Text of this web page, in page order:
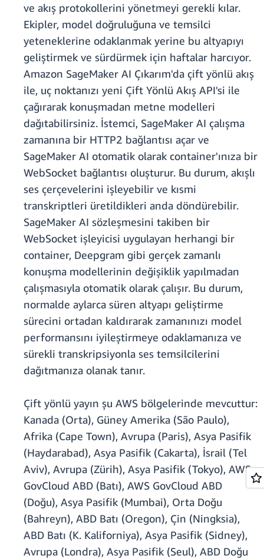
ve akış protokollerini yönetmeyi gerekli kılar.
Ekipler, model doğruluğuna ve temsilci
yeteneklerine odaklanmak yerine bu altyapıyı
geliştirmek ve sürdürmek için haftalar harcıyor.
Amazon SageMaker AI Çıkarım'da çift yönlü akış
ile, uç noktanızı yeni Çift Yönlü Akış API'si ile
çağırarak konuşmadan metne modelleri
dağıtabilirsiniz. İstemci, SageMaker AI çalışma
zamanına bir HTTP2 bağlantısı açar ve
SageMaker AI otomatik olarak container'ınıza bir
WebSocket bağlantısı oluşturur. Bu durum, akışlı
ses çerçevelerini işleyebilir ve kısmi
transkriptleri üretildikleri anda döndürebilir.
SageMaker AI sözleşmesini takiben bir
WebSocket işleyicisi uygulayan herhangi bir
container, Deepgram gibi gerçek zamanlı
konuşma modellerinin değişiklik yapılmadan
çalışmasıyla otomatik olarak çalışır. Bu durum,
normalde aylarca süren altyapı geliştirme
sürecini ortadan kaldırarak zamanınızı model
performansını iyileştirmeye odaklamanıza ve
sürekli transkripsiyonla ses temsilcilerini
dağıtmanıza olanak tanır.
Çift yönlü yayın şu AWS bölgelerinde mevcuttur:
Kanada (Orta), Güney Amerika (São Paulo),
Afrika (Cape Town), Avrupa (Paris), Asya Pasifik
(Haydarabad), Asya Pasifik (Cakarta), İsrail (Tel
Aviv), Avrupa (Zürih), Asya Pasifik (Tokyo), AWS
GovCloud ABD (Batı), AWS GovCloud ABD
(Doğu), Asya Pasifik (Mumbai), Orta Doğu
(Bahreyn), ABD Batı (Oregon), Çin (Ningksia),
ABD Batı (K. Kaliforniya), Asya Pasifik (Sidney),
Avrupa (Londra), Asya Pasifik (Seul), ABD Doğu